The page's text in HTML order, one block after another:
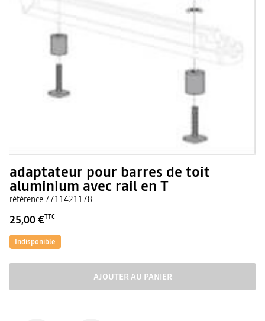
adaptateur pour barres de toit
aluminium avec rail en T
référence7711421178
25,00 €TTC
Indisponible
AJOUTER AU PANIER